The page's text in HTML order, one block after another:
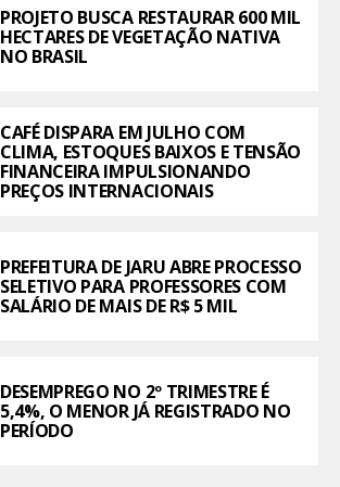
PROJETO BUSCA RESTAURAR 600 MIL
HECTARES DE VEGETAÇÃO NATIVA
NO BRASIL
CAFÉ DISPARA EM JULHO COM
CLIMA, ESTOQUES BAIXOS E TENSÃO
FINANCEIRA IMPULSIONANDO
PREÇOS INTERNACIONAIS
PREFEITURA DE JARU ABRE PROCESSO
SELETIVO PARA PROFESSORES COM
SALÁRIO DE MAIS DE R$ 5 MIL
DESEMPREGO NO 2º TRIMESTRE É
5,4%, O MENOR JÁ REGISTRADO NO
PERÍODO